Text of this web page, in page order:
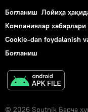
Боғланиш Лойиҳа
Компаниялар хабарлари
Cookie-dan foydalanish
Боғланиш
© 2026 Sputnik Барча